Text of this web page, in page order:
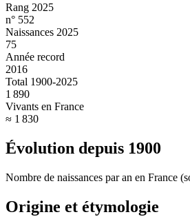
Rang 2025
n° 552
Naissances 2025
75
Année record
2016
Total 1900-2025
1 890
Vivants en France
≈ 1 830
Évolution depuis 1900
Nombre de naissances par an en France
Origine et étymologie